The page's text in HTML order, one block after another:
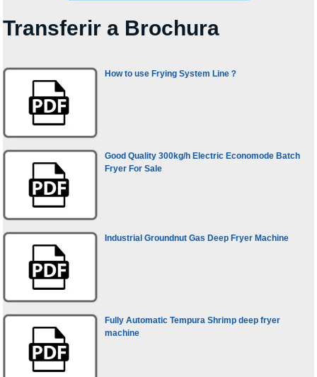
Transferir a Brochura
How to use Frying System Line？
Good Quality 300kg/h Electric Economode Batch
Fryer For Sale
Industrial Groundnut Gas Deep Fryer Machine
Fully Automatic Tempura Shrimp deep fryer
machine